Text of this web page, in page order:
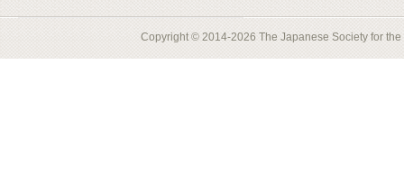
Copyright © 2014-2026 The Japanese Society for